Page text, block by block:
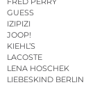
GUESS
IZIPIZI
JOOP!
KIEHL’S
LACOSTE
LENA HOSCHEK
LIEBESKIND BERLIN